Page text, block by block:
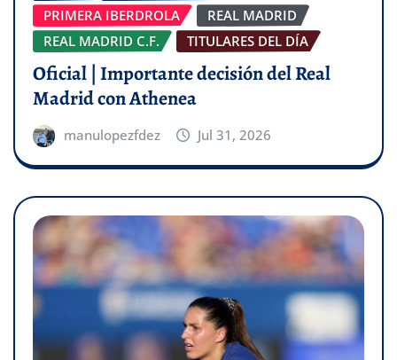
PRIMERA IBERDROLA
REAL MADRID
REAL MADRID C.F.
TITULARES DEL DÍA
Oficial | Importante decisión del Real
Madrid con Athenea
manulopezfdez Jul 31, 2026